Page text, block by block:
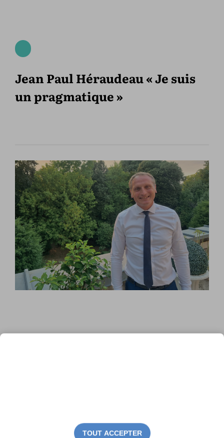
Jean Paul Héraudeau « Je suis
un pragmatique »
TOUT ACCEPTER